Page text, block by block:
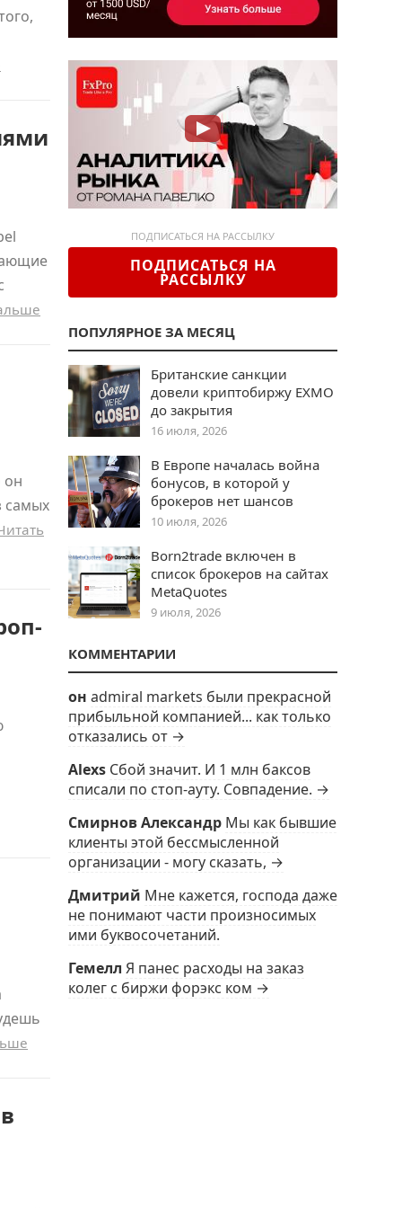
он
самых
ПОДПИСАТЬСЯ НА РАССЫЛКУ
ПОДПИСАТЬСЯ НА
РАССЫЛКУ
ПОПУЛЯРНОЕ ЗА МЕСЯЦ
Британские санкции
довели криптобиржу EXMO
до закрытия
16 июля, 2026
В Европе началась война
бонусов, в которой у
брокеров нет шансов
10 июля, 2026
Born2trade включен в
список брокеров на сайтах
MetaQuotes
9 июля, 2026
КОММЕНТАРИИ
он admiral markets были прекрасной
прибыльной компанией... как только
отказались от →
Alexs Сбой значит. И 1 млн баксов
списали по стоп-ауту. Совпадение. →
Смирнов Александр Мы как бывшие
клиенты этой бессмысленной
организации - могу сказать, →
Дмитрий Мне кажется, господа даже
не понимают части произносимых
ими буквосочетаний.
Гемелл Я панес расходы на заказ
колег с биржи форэкс ком →